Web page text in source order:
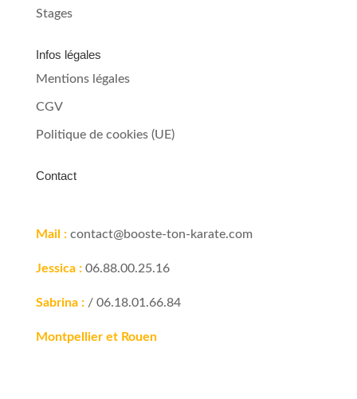
Stages
Infos légales
Mentions légales
CGV
Politique de cookies (UE)
Contact
Mail :contact@booste-ton-karate.com
Jessica : 06.88.00.25.16
Sabrina : / 06.18.01.66.84
Montpellier et Rouen